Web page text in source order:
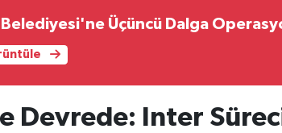
Belediyesi'ne Üçüncü Dalga
Devrede: Inter